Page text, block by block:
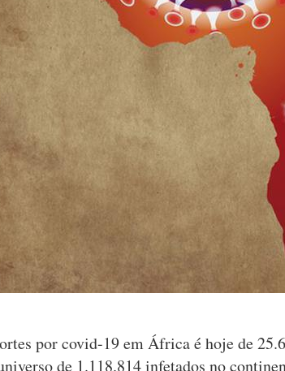
por covid-19 em África é hoje de
de 1.118.814 infetados no